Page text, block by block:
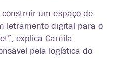
um espaço de
letramento digital para o
explica Camila
pela logística do